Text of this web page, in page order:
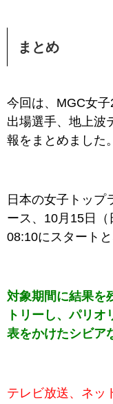
まとめ
今回は、MGC女子
出場選手、地上波
報をまとめました。
日本の女子トップ
ース、10月15日（
08:10にスタートと
対象期間に結果を
トリーし、パリ
表をかけたシビア
テレビ放送、ネッ